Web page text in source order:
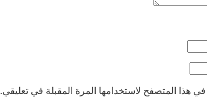
هذا المتصفح لاستخدامها المرة المقبلة في تعليقي.